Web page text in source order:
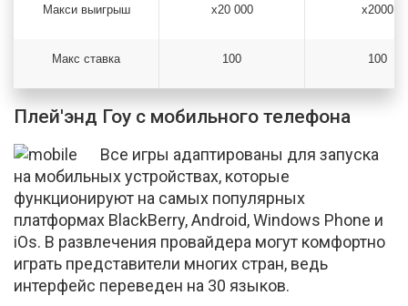
Макси выигрыш
Макс ставка
х20 000
100
х2000
100
Плей'энд Гоу с мобильного телефона
Все игры адаптированы для запуска
на мобильных устройствах, которые
функционируют на самых популярных
платформах BlackBerry, Android, Windows Phone и
iOs. В развлечения провайдера могут комфортно
играть представители многих стран, ведь
интерфейс переведен на 30 языков.